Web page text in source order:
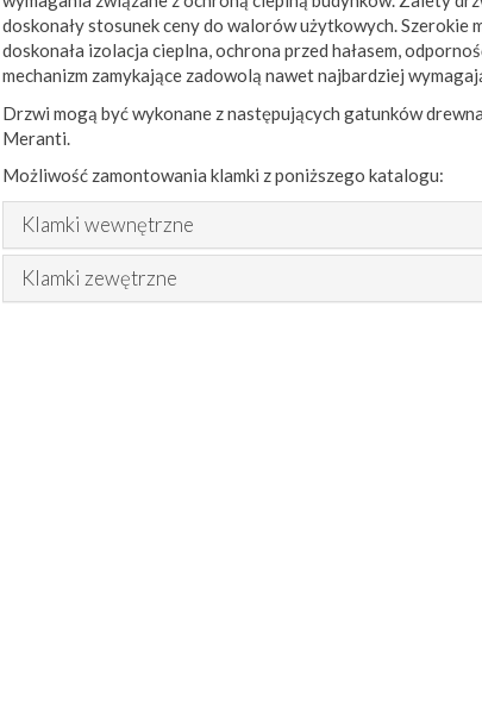
doskonały stosunek ceny do walorów użytkowych. Szerokie
doskonała izolacja cieplna, ochrona przed hałasem,
mechanizm zamykające zadowolą nawet najbardziej
Drzwi mogą być wykonane z następujących gatunków
Meranti.
Możliwość zamontowania klamki z poniższego katalogu:
Klamki wewnętrzne
Klamki zewętrzne